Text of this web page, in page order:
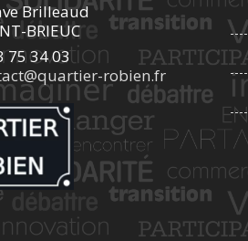
Brilleaud
BRIEUC
75 34 03
robien.fr